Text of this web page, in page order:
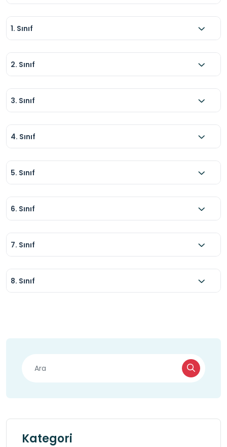
1. Sınıf
2. Sınıf
3. Sınıf
4. Sınıf
5. Sınıf
6. Sınıf
7. Sınıf
8. Sınıf
Kategori